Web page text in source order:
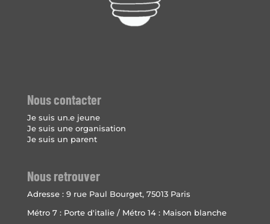
Nous contacter
Je suis un.e jeune
Je suis une organisation
Je suis un parent
Nous retrouver
Adresse : 9 rue Paul Bourget, 75013 Paris
Métro 7 : Porte d'italie / Métro 14 : Maison blanche